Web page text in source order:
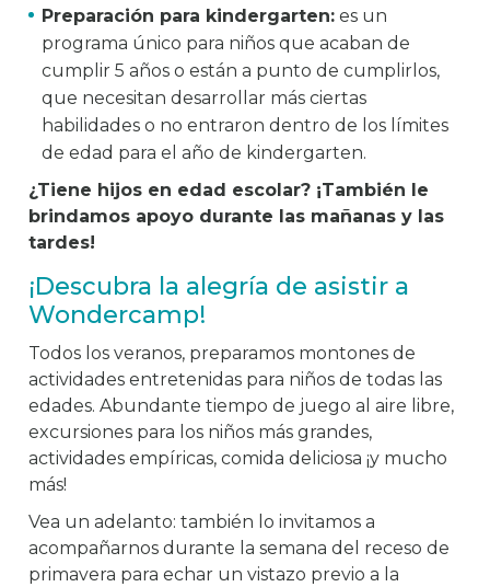
Preparación para kindergarten: es un
programa único para niños que acaban de
cumplir 5 años o están a punto de cumplirlos,
que necesitan desarrollar más ciertas
habilidades o no entraron dentro de los límites
de edad para el año de kindergarten.
¿Tiene hijos en edad escolar? ¡También le
brindamos apoyo durante las mañanas y las
tardes!
¡Descubra la alegría de asistir a
Wondercamp!
Todos los veranos, preparamos montones de
actividades entretenidas para niños de todas las
edades. Abundante tiempo de juego al aire libre,
excursiones para los niños más grandes,
actividades empíricas, comida deliciosa ¡y mucho
más!
Vea un adelanto: también lo invitamos a
acompañarnos durante la semana del receso de
primavera para echar un vistazo previo a la